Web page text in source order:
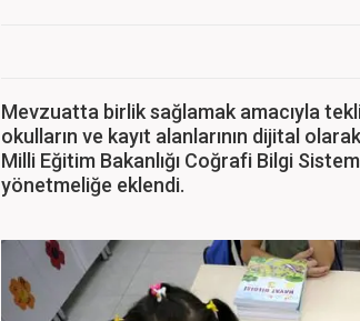
Mevzuatta birlik sağlamak amacıyla
okulların ve kayıt alanlarının dijital
Milli Eğitim Bakanlığı Coğrafi Bilgi
yönetmeliğe eklendi.